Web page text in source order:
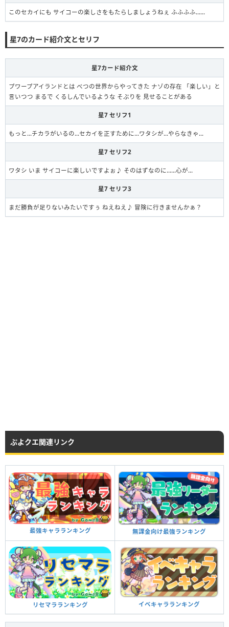
このセカイにも サイコーの楽しさをもたらしましょうねぇ ふふふふ……
星7のカード紹介文とセリフ
星7カード紹介文
プワープアイランドとは べつの世界からやってきた ナゾの存在 「楽しい」と
言いつつ まるで くるしんでいるような そぶりを 見せることがある
星7 セリフ1
もっと…チカラがいるの…セカイを正すために…ワタシが…やらなきゃ…
星7 セリフ2
ワタシ いま サイコーに楽しいですよぉ♪ そのはずなのに……心が…
星7 セリフ3
まだ勝負が足りないみたいですぅ ねえねえ♪ 冒険に行きませんかぁ？
ぷよクエ関連リンク
最強キャラランキング 無課金向け最強ランキング
リセマラランキング イベキャラランキング